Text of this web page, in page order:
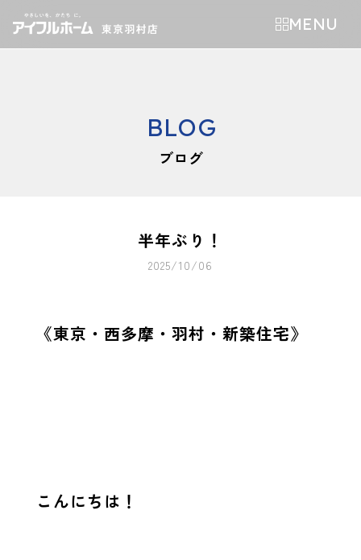
MENU
BLOG
ブログ
半年ぶり！
2025/10/06
《東京・西多摩・羽村・新築住宅》
こんにちは！